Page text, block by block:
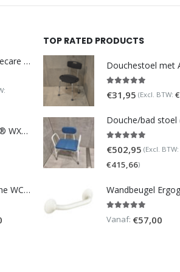
DoucheWC Homecare – Pure 500R
TOTO NEOREST® WX1 - incl. remote control
Homecare Douche WC - Comfort plus 991 - Met brilverwarming
TOP RATED PRODUCTS
€31,95 (Excl. BTW: €
€502,95 (Excl. BTW:
€415,66)
Vanaf: €57,00